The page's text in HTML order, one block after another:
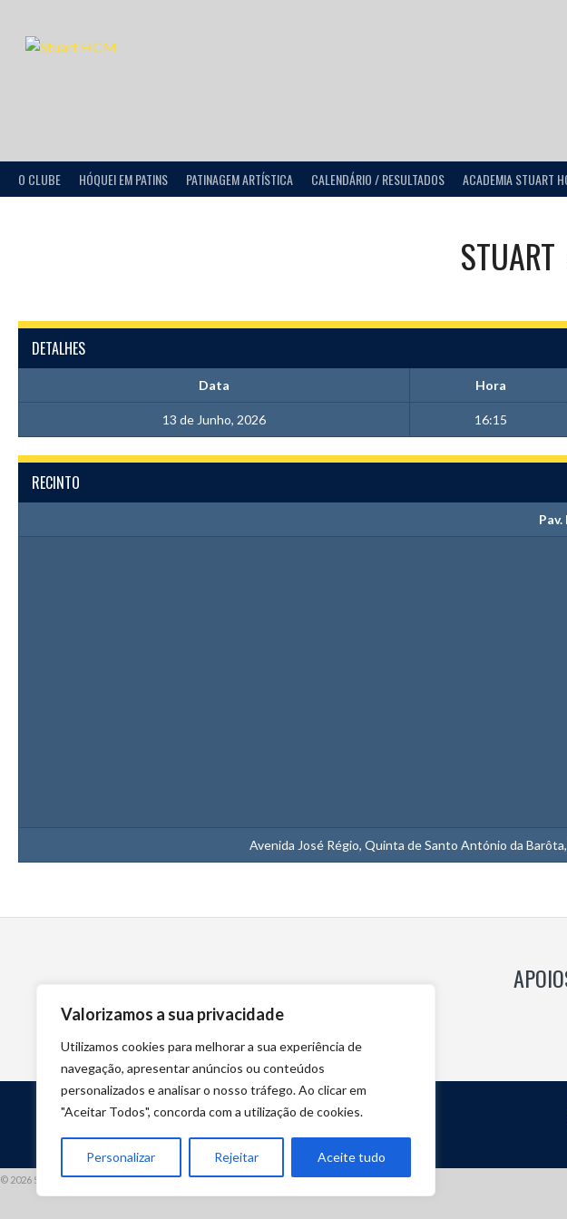
Valorizamos a sua privacidade
Utilizamos cookies para melhorar a sua experiência de
navegação, apresentar anúncios ou conteúdos
personalizados e analisar o nosso tráfego. Ao clicar em
"Aceitar Todos", concorda com a utilização de cookies.
Personalizar Rejeitar Aceite tudo
O CLUBE HÓQUEI EM PATINS PATINAGEM ARTÍSTICA CALENDÁRIO / RESULTADOS ACADEMIA STUART
STUART
DETALHES
Data Hora
13 de Junho, 2026 16:15
RECINTO
Avenida José Régio, Quinta de Santo António da
© 2026 STUART HCM | TODOS OS DIREITOS RESERVADOS